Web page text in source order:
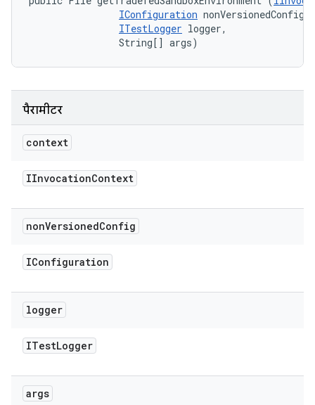
IConfiguration nonVersionedConfig,
ITestLogger logger,
                String[] args)
पैरामीटर
context
IInvocationContext
nonVersionedConfig
IConfiguration
logger
ITestLogger
args